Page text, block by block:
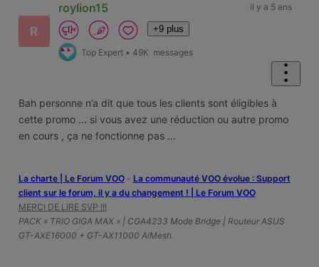
R
roylion15
+9 plus
Top Expert • 49K messages
il y a 5 ans
Bah personne n’a dit que tous les clients sont éligibles à
cette promo … si vous avez une réduction ou autre promo
en cours , ça ne fonctionne pas …
La charte | Le Forum VOO- ‎La communauté VOO évolue : Support
client sur le forum, il y a du changement ! | Le Forum VOO
MERCI DE LIRE SVP !!!
PACK « TRIO GIGA MAX » | CGA4233 Mode Bridge | Routeur ASUS
GT-AXE16000 + GT-AX11000 AiMesh.